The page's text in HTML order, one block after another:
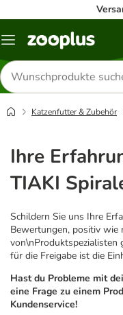
Menü
Produkte
suchen
Katzenfutter & Zubehör
Ihre
TIAKI
Schildern Sie uns Ihre
Bewertungen, positiv wie
von\nProduktspezialisten
für die Freigabe ist die
Hast du Probleme mit
eine Frage zu einem
Kundenservice!